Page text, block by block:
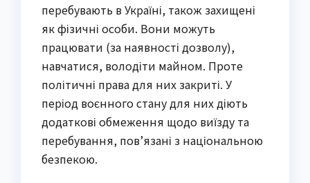
перебувають в Україні, також захищені
як фізичні особи. Вони можуть
працювати (за наявності дозволу),
навчатися, володіти майном. Проте
політичні права для них закриті. У
період воєнного стану для них діють
додаткові обмеження щодо виїзду та
перебування, пов’язані з національною
безпекою.